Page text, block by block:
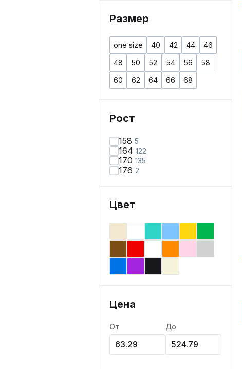
Размер
one size 40 42 44
46
48
50 52 54 56
58
60
62 64 66 68
Рост
158 5
164 122
170 135
176 2
Цвет
Цена
От До